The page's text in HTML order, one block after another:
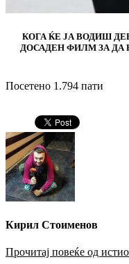
КОГА ЌЕ ЈА ВОДИШ
ДОСАДЕН ФИЛМ ЗА
Посетено 1.794 пати
Кирил Стоименов
Прочитај повеќе од